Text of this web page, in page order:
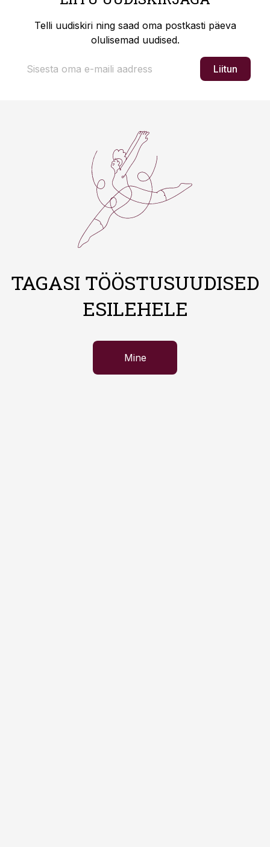
Telli uudiskiri ning saad oma postkasti päeva
olulisemad uudised.
Liitun
TAGASI TÖÖSTUSUUDISED
ESILEHELE
Mine